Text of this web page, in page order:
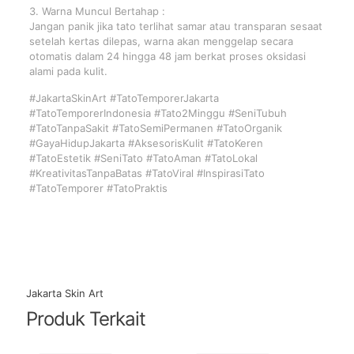
3. Warna Muncul Bertahap :
Jangan panik jika tato terlihat samar atau transparan sesaat
setelah kertas dilepas, warna akan menggelap secara
otomatis dalam 24 hingga 48 jam berkat proses oksidasi
alami pada kulit.
#JakartaSkinArt #TatoTemporerJakarta
#TatoTemporerIndonesia #Tato2Minggu #SeniTubuh
#TatoTanpaSakit #TatoSemiPermanen #TatoOrganik
#GayaHidupJakarta #AksesorisKulit #TatoKeren
#TatoEstetik #SeniTato #TatoAman #TatoLokal
#KreativitasTanpaBatas #TatoViral #InspirasiTato
#TatoTemporer #TatoPraktis
Jakarta Skin Art
Produk Terkait